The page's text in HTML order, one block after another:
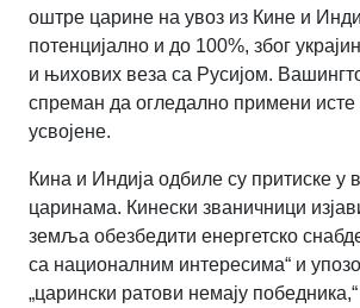
оштре царине на увоз из Кине и
потенцијално и до 100%, због
и њихових веза са Русијом.
спреман да огледално примени исте
усвојене.
Кина и Индија одбиле су притиске у
царинама. Кинески званичници
земља обезбедити енергетско
са националним интересима“ и
„царински ратови немају